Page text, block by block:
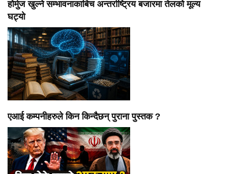
होर्मुज खुल्ने सम्भावनाकाबिच अन्तर्राष्ट्रिय बजारमा तेलको मूल्य
घट्यो
एआई कम्पनीहरुले किन किन्दैछन् पुराना पुस्तक ?